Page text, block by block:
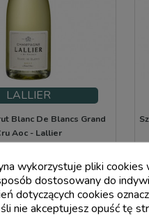
LALLIER
Blanc De Blancs Grand
Aoc - Lallier
podstawowa
63,00 €
add_shopping_cart
wykorzystuje pliki cookies
dostosowany do
dotyczących cookies
nie akceptujesz opuść tę